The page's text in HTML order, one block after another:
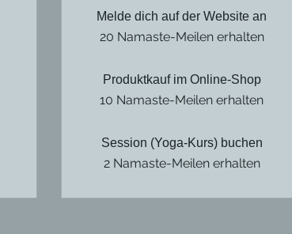
Melde dich auf der Website an
20 Namaste-Meilen erhalten
Produktkauf im Online-Shop
10 Namaste-Meilen erhalten
Session (Yoga-Kurs) buchen
2 Namaste-Meilen erhalten